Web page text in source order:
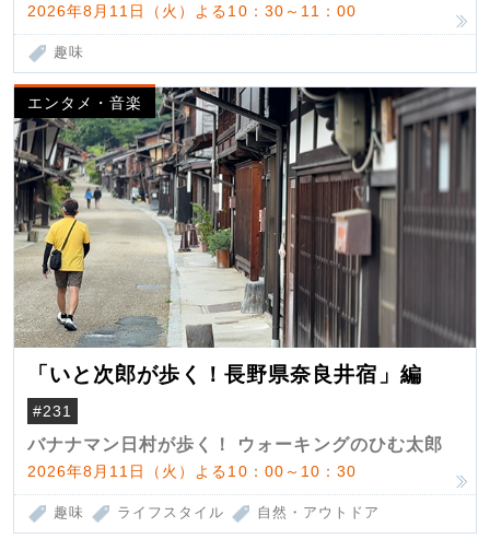
2026年8月11日（火）よる10：30～11：00
趣味
エンタメ・音楽
「いと次郎が歩く！長野県奈良井宿」編
#231
バナナマン日村が歩く！ ウォーキングのひむ太郎
2026年8月11日（火）よる10：00～10：30
趣味 ライフスタイル 自然・アウトドア